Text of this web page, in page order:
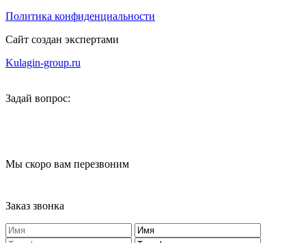
Политика конфиденциальности
Сайт создан экспертами
Kulagin-group.ru
Задай вопрос:
Мы скоро вам перезвоним
Заказ звонка